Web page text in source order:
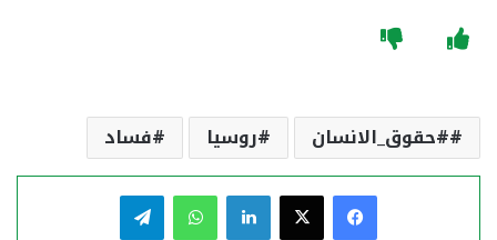
#حقوق_الانسان روسيا فساد
فيسبوك لينكدإن واتساب